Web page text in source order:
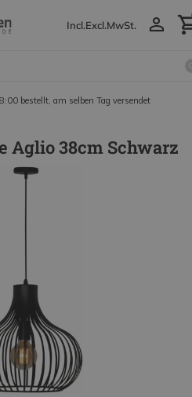
Incl.Excl.MwSt.
bestellt, am selben Tag versendet
Aglio 38cm Schwarz